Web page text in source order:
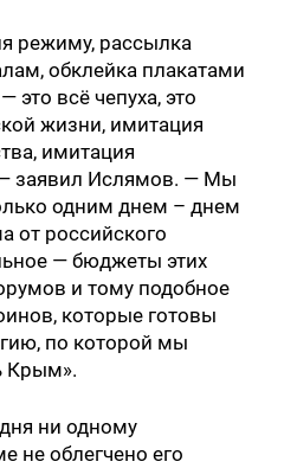
режиму, рассылка
обклейка плакатами
это всё чепуха, это
жизни, имитация
имитация
— заявил Ислямов. — Мы
одним днем – днем
от российского
— бюджеты этих
и тому подобное
которые готовы
по которой мы
Крым».
ни одному
не облегчено его